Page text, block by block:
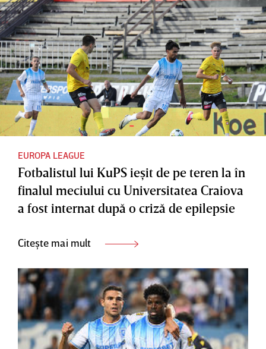
EUROPA LEAGUE
Fotbalistul lui KuPS ieşit de pe teren la în
finalul meciului cu Universitatea Craiova
a fost internat după o criză de epilepsie
Citește mai mult